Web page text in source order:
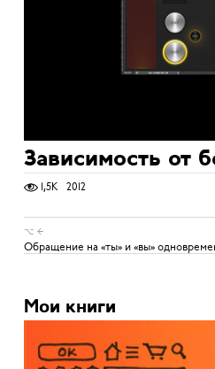
Зависимость от
1,5K 2012
⌥ ←
Обращение на «ты» и «вы»
Мои книги